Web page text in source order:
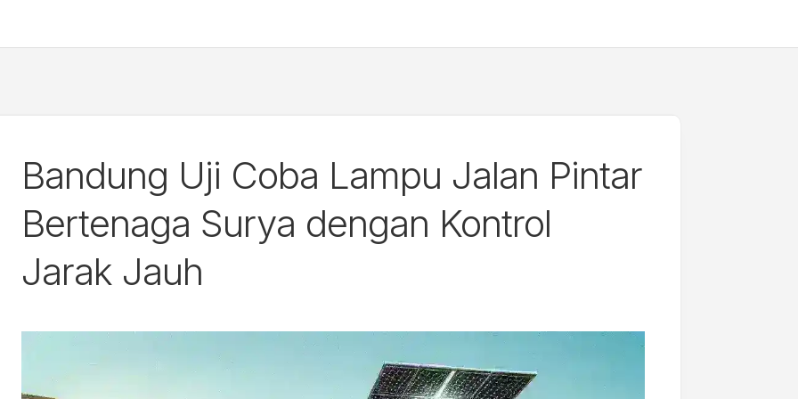
Bandung Uji Coba Lampu Jalan Pintar
Bertenaga Surya dengan Kontrol
Jarak Jauh